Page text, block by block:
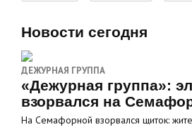
Новости сегодня
ДЕЖУРНАЯ ГРУППА
«Дежурная группа»:
взорвался на
На Семафорной взорвался щиток: